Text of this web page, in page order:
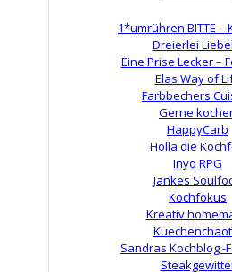
1*umrühren BITTE –
Dreierlei
Eine Prise Lecker –
Elas Way of
Farbbechers
Gerne
HappyCarb
Holla die
Inyo RPG
Jankes
Kochfokus
Kreativ
Sandras Kochblog -